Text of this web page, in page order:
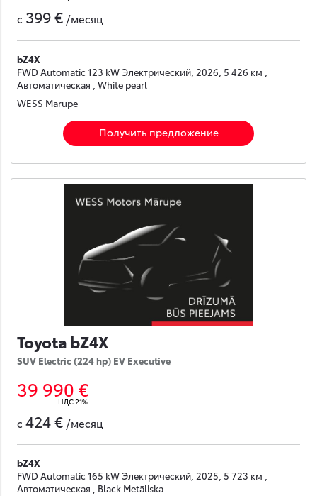
с 399 € /месяц
bZ4X
FWD Automatic 123 kW Электрический, 2026, 5 426 км ,
Автоматическая , White pearl
WESS Mārupē
Получить предложение
Toyota bZ4X
SUV Electric (224 hp) EV Executive
39 990 €
НДС 21%
с 424 € /месяц
bZ4X
FWD Automatic 165 kW Электрический, 2025, 5 723 км ,
Автоматическая , Black Metāliska